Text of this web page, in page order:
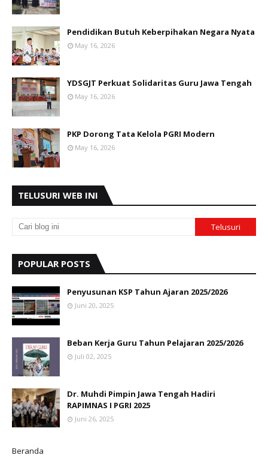
Pendidikan Butuh Keberpihakan Negara Nyata
May 16, 2026
YDSGJT Perkuat Solidaritas Guru Jawa Tengah
May 16, 2026
PKP Dorong Tata Kelola PGRI Modern
May 16, 2026
TELUSURI WEB INI
POPULAR POSTS
Penyusunan KSP Tahun Ajaran 2025/2026
Juni 20, 2025
Beban Kerja Guru Tahun Pelajaran 2025/2026
Juli 02, 2025
Dr. Muhdi Pimpin Jawa Tengah Hadiri
RAPIMNAS I PGRI 2025
Juni 26, 2025
Beranda